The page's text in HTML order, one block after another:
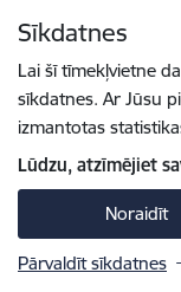
Sīkdatnes
Lai šī tīmekļvietne
sīkdatnes. Ar Jūsu
izmantotas
Lūdzu, atzīmējiet
Noraidīt
Pārvaldīt sīkdatnes